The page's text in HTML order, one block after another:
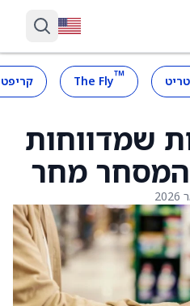
™
The Fly
שמדווחות
המסחר מחר